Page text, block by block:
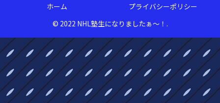
ホーム
プライバシーポリシー
© 2022 NHL塾生になりましたぁ〜！.